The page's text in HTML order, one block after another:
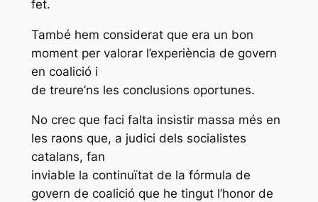
fet.
També hem considerat que era un bon
moment per valorar l’experiència de govern
en coalició i
de treure’ns les conclusions oportunes.
No crec que faci falta insistir massa més en
les raons que, a judici dels socialistes
catalans, fan
inviable la continuïtat de la fórmula de
govern de coalició que he tingut l’honor de